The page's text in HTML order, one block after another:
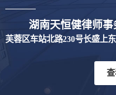
湖南天恒健律师事
芙蓉区车站北路230号长盛上